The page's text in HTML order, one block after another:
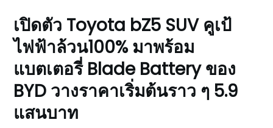
เปิดตัว Toyota bZ5 SUV คูเป้
ไฟฟ้าล้วน100% มาพร้อม
แบตเตอรี่ Blade Battery ของ
BYD วางราคาเริ่มต้นราว ๆ 5.9
แสนบาท